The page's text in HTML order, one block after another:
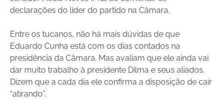
declarações do líder do partido na Câmara.
Entre os tucanos, não há mais dúvidas de que
Eduardo Cunha está com os dias contados na
presidência da Câmara. Mas avaliam que ele ainda vai
dar muito trabalho à presidente Dilma e seus aliados.
Dizem que a cada dia ele confirma a disposição de cair
“atirando”.